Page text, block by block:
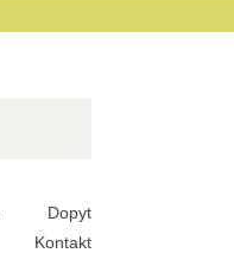
Dopyt
Kontakt